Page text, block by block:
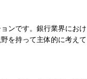
ンです。銀行業界におけ
を持って主体的に考えて